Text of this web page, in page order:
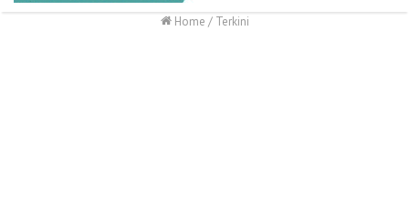
Home / Terkini